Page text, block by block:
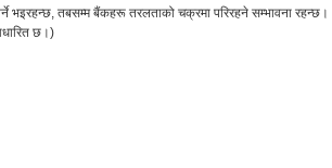
भइरहन्छ, तबसम्म बैंकहरू तरलताको चक्रमा परिरहने सम्भावना रहन्छ।
छ।)